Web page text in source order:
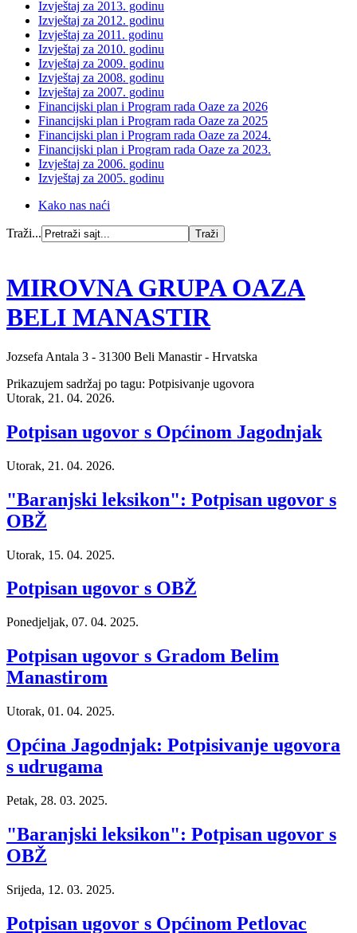
Izvještaj za 2013. godinu
Izvještaj za 2012. godinu
Izvještaj za 2011. godinu
Izvještaj za 2010. godinu
Izvještaj za 2009. godinu
Izvještaj za 2008. godinu
Izvještaj za 2007. godinu
Financijski plan i Program rada Oaze za 2026
Financijski plan i Program rada Oaze za 2025
Financijski plan i Program rada Oaze za 2024.
Financijski plan i Program rada Oaze za 2023.
Izvještaj za 2006. godinu
Izvještaj za 2005. godinu
Kako nas naći
Traži...
MIROVNA GRUPA OAZA
BELI MANASTIR
Jozsefa Antala 3 - 31300 Beli Manastir - Hrvatska
Prikazujem sadržaj po tagu: Potpisivanje ugovora
Utorak, 21. 04. 2026.
Potpisan ugovor s Općinom Jagodnjak
Utorak, 21. 04. 2026.
"Baranjski leksikon": Potpisan ugovor s
OBŽ
Utorak, 15. 04. 2025.
Potpisan ugovor s OBŽ
Ponedjeljak, 07. 04. 2025.
Potpisan ugovor s Gradom Belim
Manastirom
Utorak, 01. 04. 2025.
Općina Jagodnjak: Potpisivanje ugovora
s udrugama
Petak, 28. 03. 2025.
"Baranjski leksikon": Potpisan ugovor s
OBŽ
Srijeda, 12. 03. 2025.
Potpisan ugovor s Općinom Petlovac